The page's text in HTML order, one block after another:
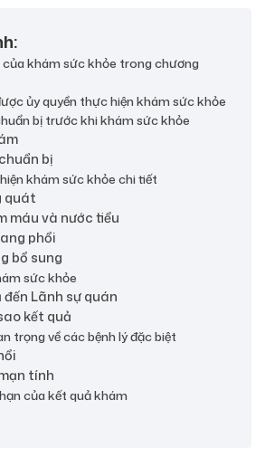
của khám sức khỏe trong chương
ủy quyền thực hiện khám sức khỏe
bị trước khi khám sức khỏe
bị
khám sức khỏe chi tiết
quát
máu và nước tiểu
phổi
bổ sung
sức khỏe
đến Lãnh sự quán
kết quả
trọng về các bệnh lý đặc biệt
tính
của kết quả khám